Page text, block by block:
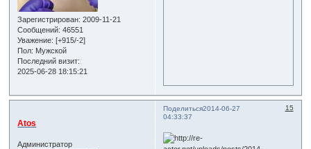
Зарегистрирован: 2009-11-21
Сообщений: 46551
Уважение: [+915/-2]
Пол: Мужской
Последний визит:
2025-06-28 18:15:21
Поделиться 15
2014-06-27
04:33:37
Atos
Администратор